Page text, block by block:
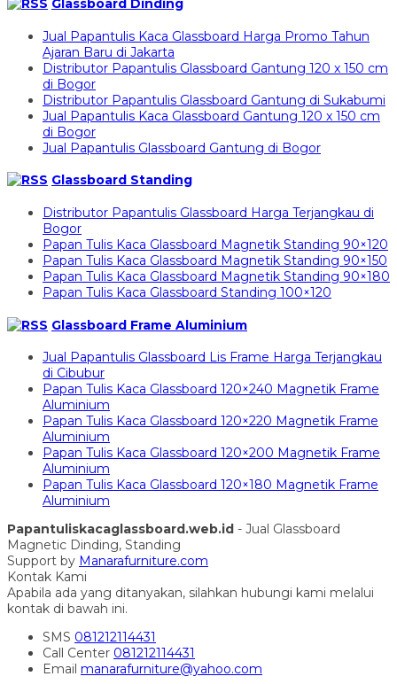
Glassboard Dinding
Jual Papantulis Kaca Glassboard Harga Promo Tahun
Ajaran Baru di Jakarta
Distributor Papantulis Glassboard Gantung 120 x 150 cm
di Bogor
Distributor Papantulis Glassboard Gantung di Sukabumi
Jual Papantulis Kaca Glassboard Gantung 120 x 150 cm
di Bogor
Jual Papantulis Glassboard Gantung di Bogor
Glassboard Standing
Distributor Papantulis Glassboard Harga Terjangkau di
Bogor
Papan Tulis Kaca Glassboard Magnetik Standing 90×120
Papan Tulis Kaca Glassboard Magnetik Standing 90×150
Papan Tulis Kaca Glassboard Magnetik Standing 90×180
Papan Tulis Kaca Glassboard Standing 100×120
Glassboard Frame Aluminium
Jual Papantulis Glassboard Lis Frame Harga Terjangkau
di Cibubur
Papan Tulis Kaca Glassboard 120×240 Magnetik Frame
Aluminium
Papan Tulis Kaca Glassboard 120×220 Magnetik Frame
Aluminium
Papan Tulis Kaca Glassboard 120×200 Magnetik Frame
Aluminium
Papan Tulis Kaca Glassboard 120×180 Magnetik Frame
Aluminium
Papantuliskacaglassboard.web.id - Jual Glassboard
Magnetic Dinding, Standing
Support by Manarafurniture.com
Kontak Kami
Apabila ada yang ditanyakan, silahkan hubungi kami melalui
kontak di bawah ini.
SMS 081212114431
Call Center 081212114431
Email manarafurniture@yahoo.com